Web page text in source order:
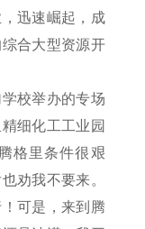
迅速崛起，成
合大型资源开
校举办的专场
细化工工业园
格里条件很艰
劝我不要来。
可是，来到腾